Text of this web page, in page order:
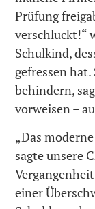
Prüfung
verschluckt!“
Schulkind,
gefressen
behindern,
vorweisen –
„Das
sagte unsere
einer